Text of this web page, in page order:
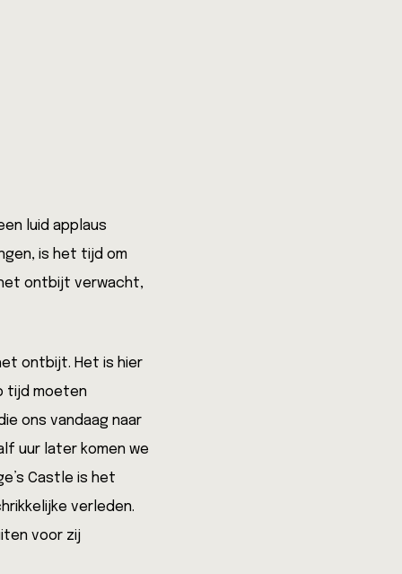
luid applaus
is het tijd om
ontbijt verwacht,
ontbijt. Het is hier
tijd moeten
ons vandaag naar
uur later komen we
Castle is het
verleden.
voor zij